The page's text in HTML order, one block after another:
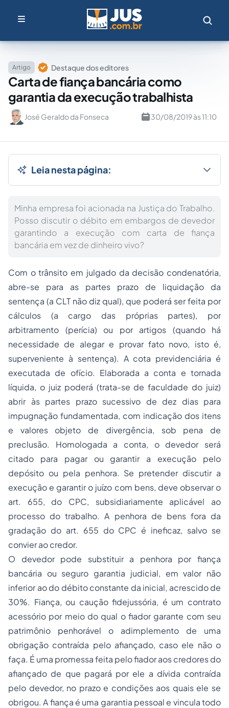
Artigo Destaque dos editores
Carta de fiança bancária como
garantia da execução trabalhista
José Geraldo da Fonseca 30/08/2019 às 11:10
Leia nesta página:
Minha empresa foi acionada na Justiça do Trabalho.
Posso discutir o débito em embargos de devedor
garantindo a execução com carta de fiança
bancária em vez de dinheiro vivo?
Com o trânsito em julgado da decisão condenatória,
abre-se para as partes prazo de liquidação da
sentença (a CLT não diz qual), que poderá ser feita por
cálculos (a cargo das próprias partes), por
arbitramento (perícia) ou por artigos (quando há
necessidade de alegar e provar fato novo, isto é,
superveniente à sentença). A cota previdenciária é
executada de ofício. Elaborada a conta e tornada
líquida, o juiz poderá (trata-se de faculdade do juiz)
abrir às partes prazo sucessivo de dez dias para
impugnação fundamentada, com indicação dos itens
e valores objeto de divergência, sob pena de
preclusão. Homologada a conta, o devedor será
citado para pagar ou garantir a execução pelo
depósito ou pela penhora. Se pretender discutir a
execução e garantir o juízo com bens, deve observar o
art. 655, do CPC, subsidiariamente aplicável ao
processo do trabalho. A penhora de bens fora da
gradação do art. 655 do CPC é ineficaz, salvo se
convier ao credor.
O devedor pode substituir a penhora por fiança
bancária ou seguro garantia judicial, em valor não
inferior ao do débito constante da inicial, acrescido de
30%. Fiança, ou caução fidejussória, é um contrato
acessório por meio do qual o fiador garante com seu
patrimônio penhorável o adimplemento de uma
obrigação contraída pelo afiançado, caso ele não o
faça. É uma promessa feita pelo fiador aos credores do
afiançado de que pagará por ele a dívida contraída
pelo devedor, no prazo e condições aos quais ele se
obrigou. A fiança é uma garantia pessoal e vincula todo